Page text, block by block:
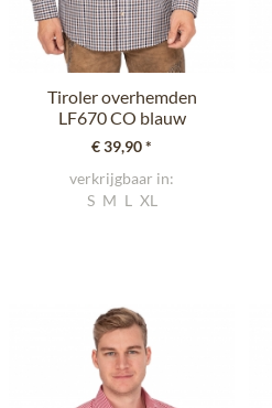
Tiroler overhemden
LF670 CO blauw
bruin...
€ 39,90 *
verkrijgbaar in:
S M L XL